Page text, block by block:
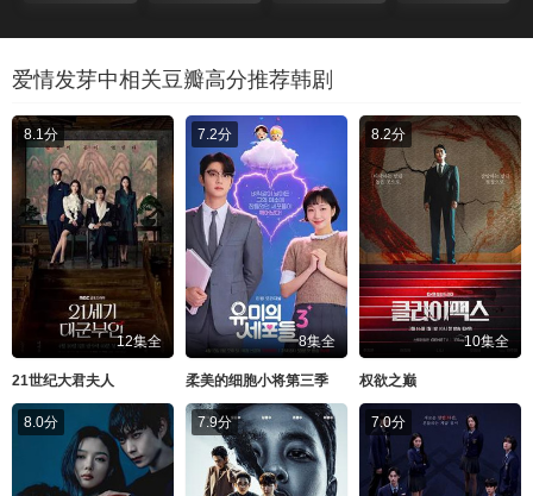
爱情发芽中相关豆瓣高分推荐韩剧
8.1分
12集全
21世纪大君夫人
7.2分
8集全
柔美的细胞小将第三季
8.2分
10集全
权欲之巅
8.0分 7.9分 7.0分